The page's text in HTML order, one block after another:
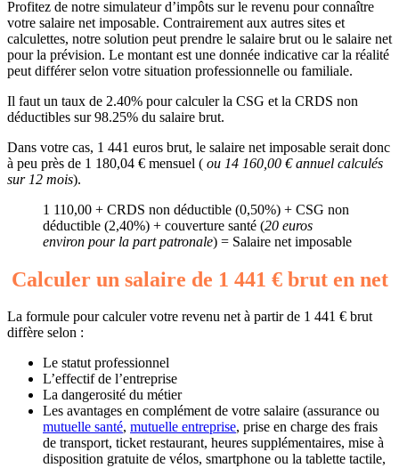
Profitez de notre simulateur d’impôts sur le revenu pour connaître
votre salaire net imposable. Contrairement aux autres sites et
calculettes, notre solution peut prendre le salaire brut ou le salaire net
pour la prévision. Le montant est une donnée indicative car la réalité
peut différer selon votre situation professionnelle ou familiale.
Il faut un taux de 2.40% pour calculer la CSG et la CRDS non
déductibles sur 98.25% du salaire brut.
Dans votre cas, 1 441 euros brut, le salaire net imposable serait donc
à peu près de 1 180,04 € mensuel ( ou 14 160,00 € annuel calculés
sur 12 mois).
1 110,00 + CRDS non déductible (0,50%) + CSG non
déductible (2,40%) + couverture santé (20 euros
environ pour la part patronale) = Salaire net imposable
Calculer un salaire de 1 441 € brut en net
La formule pour calculer votre revenu net à partir de 1 441 € brut
diffère selon :
Le statut professionnel
L’effectif de l’entreprise
La dangerosité du métier
Les avantages en complément de votre salaire (assurance ou
mutuelle santé, mutuelle entreprise, prise en charge des frais
de transport, ticket restaurant, heures supplémentaires, mise à
disposition gratuite de vélos, smartphone ou la tablette tactile,